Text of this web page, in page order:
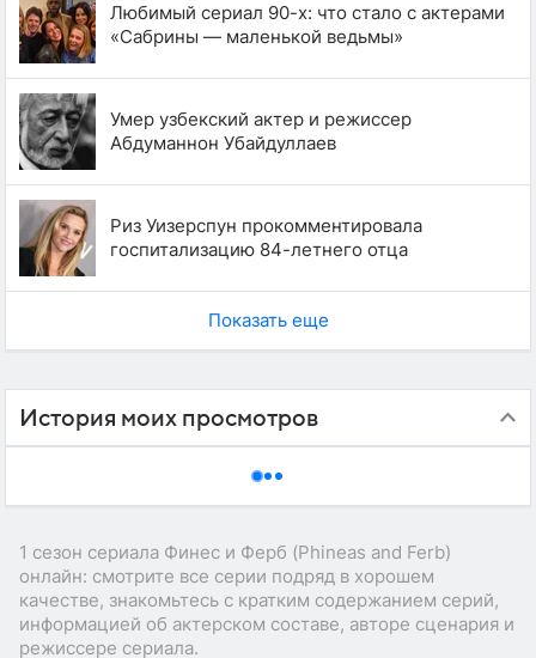
Любимый сериал 90-х: что стало с актерами
«Сабрины — маленькой ведьмы»
Умер узбекский актер и режиссер
Абдуманнон Убайдуллаев
Риз Уизерспун прокомментировала
госпитализацию 84-летнего отца
Показать еще
История моих просмотров
1 сезон сериала Финес и Ферб (Phineas and Ferb)
онлайн: смотрите все серии подряд в хорошем
качестве, знакомьтесь с кратким содержанием серий,
информацией об актерском составе, авторе сценария и
режиссере сериала.